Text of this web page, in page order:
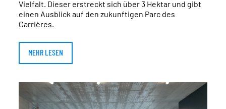
Vielfalt. Dieser erstreckt sich über 3 Hektar und gibt
einen Ausblick auf den zukunftigen Parc des
Carrières.
MEHR LESEN